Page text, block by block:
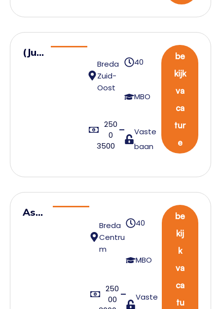
(Juni
Breda
Zuid-
Oost
250
0
3500
40
MBO
Vaste
baan
be
kijk
va
ca
tur
e
Assi
Breda
Centru
m
250
00
40
MBO
Vaste
be
kij
k
va
ca
tu